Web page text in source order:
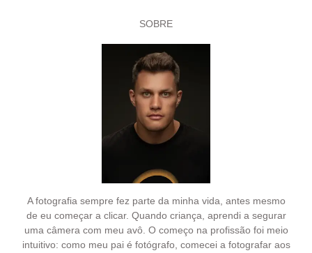
SOBRE
A fotografia sempre fez parte da minha vida, antes mesmo
de eu começar a clicar. Quando criança, aprendi a segurar
uma câmera com meu avô. O começo na profissão foi meio
intuitivo: como meu pai é fotógrafo, comecei a fotografar aos